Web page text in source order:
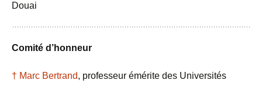
Douai
Comité d’honneur
† Marc Bertrand, professeur émérite des Universités